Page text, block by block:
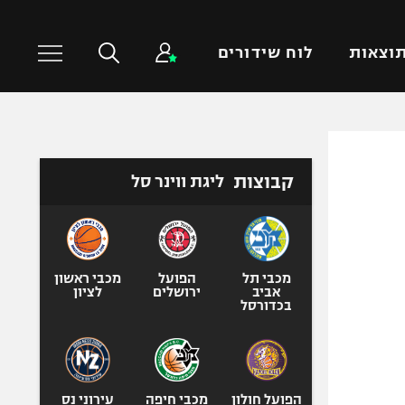
תוצאות לוח שידורים
טניס
כדורעף
ג'ודו
ספורט אולימפי
קבוצות ליגת ווינר סל
מכבי תל
אביב
בכדורסל
הפועל
ירושלים
מכבי ראשון
לציון
הפועל חולון
מכבי חיפה
עירוני נס